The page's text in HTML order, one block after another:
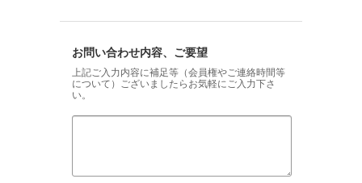
お問い合わせ内容、ご要望
上記ご入力内容に補足等（会員権やご連絡時間等
について）ございましたらお気軽にご入力下さ
い。